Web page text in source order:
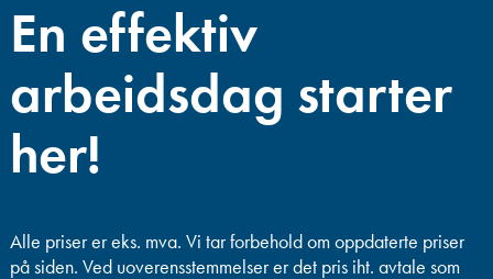
En effektiv
arbeidsdag starter
her!
Alle priser er eks. mva. Vi tar forbehold om oppdaterte priser
på siden. Ved uoverensstemmelser er det pris iht. avtale som